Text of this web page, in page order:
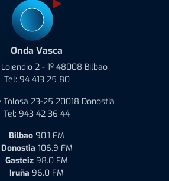
Onda Vasca
2 - 1º 48008 Bilbao
Tel: 94 413 25 80
Tolosa 23-25 20018 Donostia
Tel: 943 42 36 44
Bilbao 90.1 FM
Donostia 106.9 FM
Gasteiz 98.0 FM
Iruña 96.0 FM